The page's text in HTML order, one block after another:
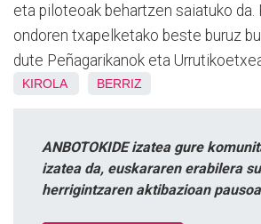
eta piloteoak behartzen saiatuko da.
ondoren txapelketako beste buruz
dute Peñagarikanok eta
KIROLA BERRIZ
ANBOTOKIDE izatea gure
izatea da, euskararen erabilera
herrigintzaren aktibazioan